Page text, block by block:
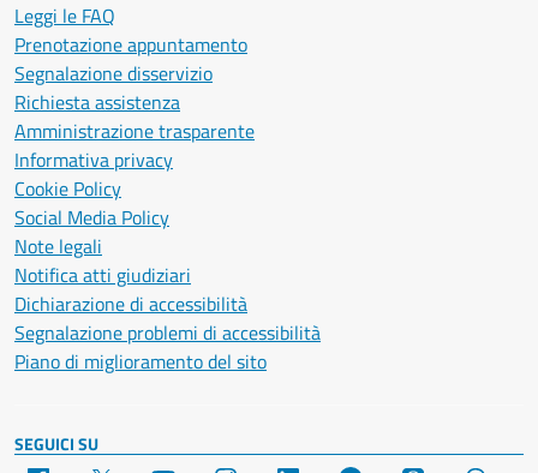
Leggi le FAQ
Prenotazione appuntamento
Segnalazione disservizio
Richiesta assistenza
Amministrazione trasparente
Informativa privacy
Cookie Policy
Social Media Policy
Note legali
Notifica atti giudiziari
Dichiarazione di accessibilità
Segnalazione problemi di accessibilità
Piano di miglioramento del sito
SEGUICI SU